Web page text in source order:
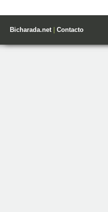
Bicharada.net| Contacto